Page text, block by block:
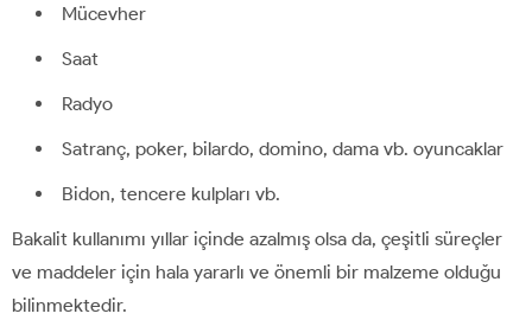
Mücevher
Saat
Radyo
Satranç, poker, bilardo, domino, dama vb. oyuncaklar
Bidon, tencere kulpları vb.
Bakalit kullanımı yıllar içinde azalmış olsa da, çeşitli süreçler
ve maddeler için hala yararlı ve önemli bir malzeme olduğu
bilinmektedir.